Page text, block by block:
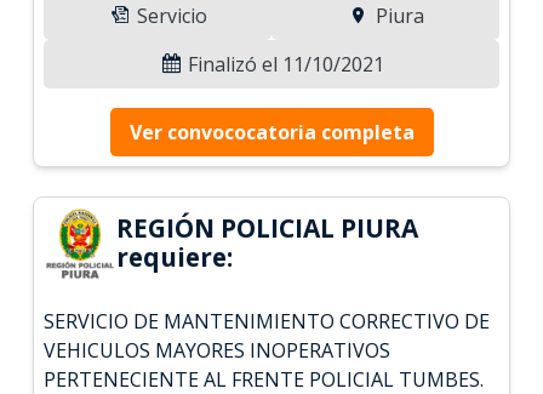
Servicio
Piura
Finalizó el 11/10/2021
Ver convococatoria completa
REGIÓN POLICIAL PIURA
requiere:
SERVICIO DE MANTENIMIENTO CORRECTIVO DE
VEHICULOS MAYORES INOPERATIVOS
PERTENECIENTE AL FRENTE POLICIAL TUMBES.